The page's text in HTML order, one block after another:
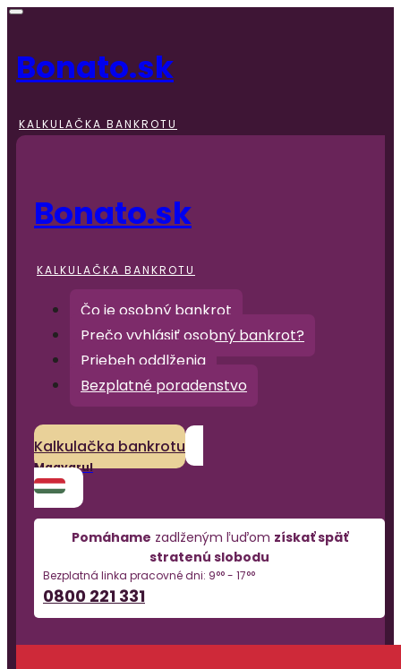
Bonato.sk
KALKULAČKA BANKROTU
Bonato.sk
KALKULAČKA BANKROTU
Čo je osobný bankrot
Prečo vyhlásiť osobný bankrot?
Priebeh oddlženia
Bezplatné poradenstvo
Kalkulačka bankrotu
Magyarul
Pomáhame zadlženým ľuďom získať späť
stratenú slobodu
Bezplatná linka pracovné dni: 9°° - 17°°
0800 221 331